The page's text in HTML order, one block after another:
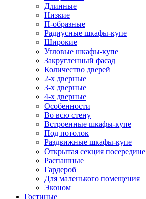
Длинные
Низкие
П-образные
Радиусные шкафы-купе
Широкие
Угловые шкафы-купе
Закругленный фасад
Количество дверей
2-х дверные
3-х дверные
4-х дверные
Особенности
Во всю стену
Встроенные шкафы-купе
Под потолок
Раздвижные шкафы-купе
Открытая секция посередине
Распашные
Гардероб
Для маленького помещения
Эконом
Гостиные